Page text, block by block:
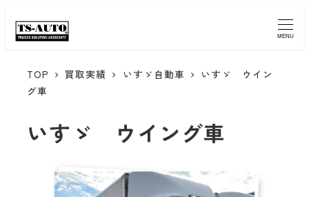
MENU
TOP 買取実績 いすゞ自動車
いすゞ ウイン
グ車
いすゞ ウイング車